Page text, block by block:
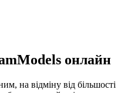
онлайн
на відміну від більшості